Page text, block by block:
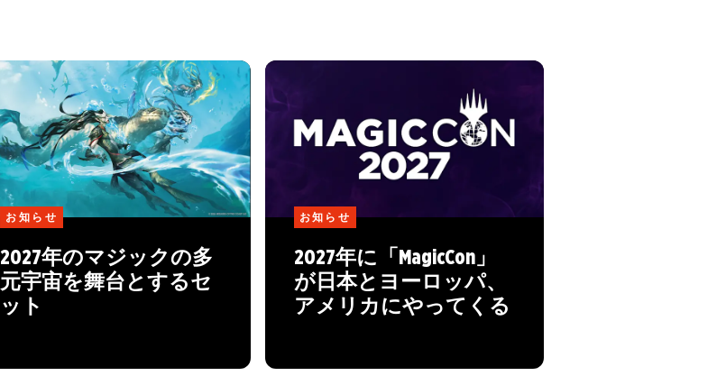
お知らせ
2027年のマジックの多
元宇宙を舞台とするセ
ット
お知らせ
2027年に「MagicCon」
が日本とヨーロッパ、
アメリカにやってくる